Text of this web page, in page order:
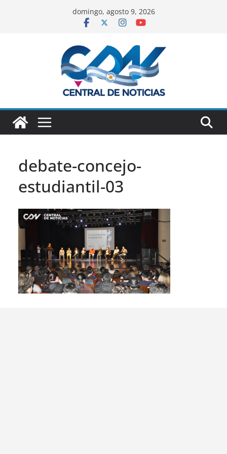
domingo, agosto 9, 2026
debate-concejo-
estudiantil-03